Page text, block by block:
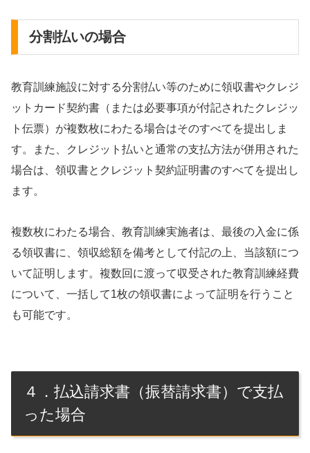
分割払いの場合
教育訓練施設に対する分割払い等のために領収書やクレジ
ットカード契約書（または必要事項が付記されたクレジッ
ト伝票）が複数枚にわたる場合はそのすべてを提出しま
す。また、クレジット払いと通常の支払方法が併用された
場合は、領収書とクレジット契約証明書のすべてを提出し
ます。
複数枚にわたる場合、教育訓練実施者は、最後の入金に係
る領収書に、領収総額を備考として付記の上、当該額につ
いて証明します。複数回に渡って収受された教育訓練経費
について、一括して1枚の領収書によって証明を行うこと
も可能です。
４．払込請求書（振替請求書）で支払
った場合